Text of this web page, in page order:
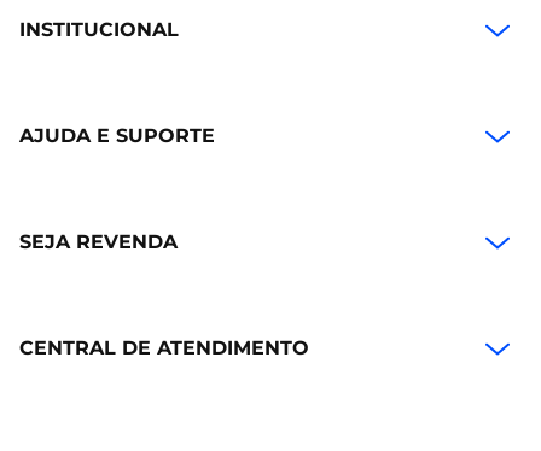
INSTITUCIONAL
AJUDA E SUPORTE
SEJA REVENDA
CENTRAL DE ATENDIMENTO